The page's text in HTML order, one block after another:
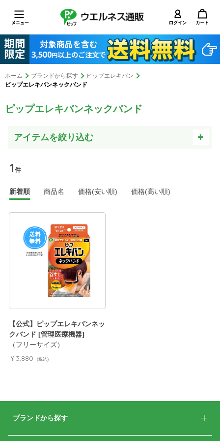
ホーム ブランドから探す
ピップエレキバン
ピップエレキバンネックバンド
ピップエレキバンネックバンド
1件
新着順 商品名 価格(安い順) 価格(高い順)
【公式】ピップエレキバンネッ
クバンド [管理医療機器]
（フリーサイズ）
￥3,880 (税込)
ブランドから探す